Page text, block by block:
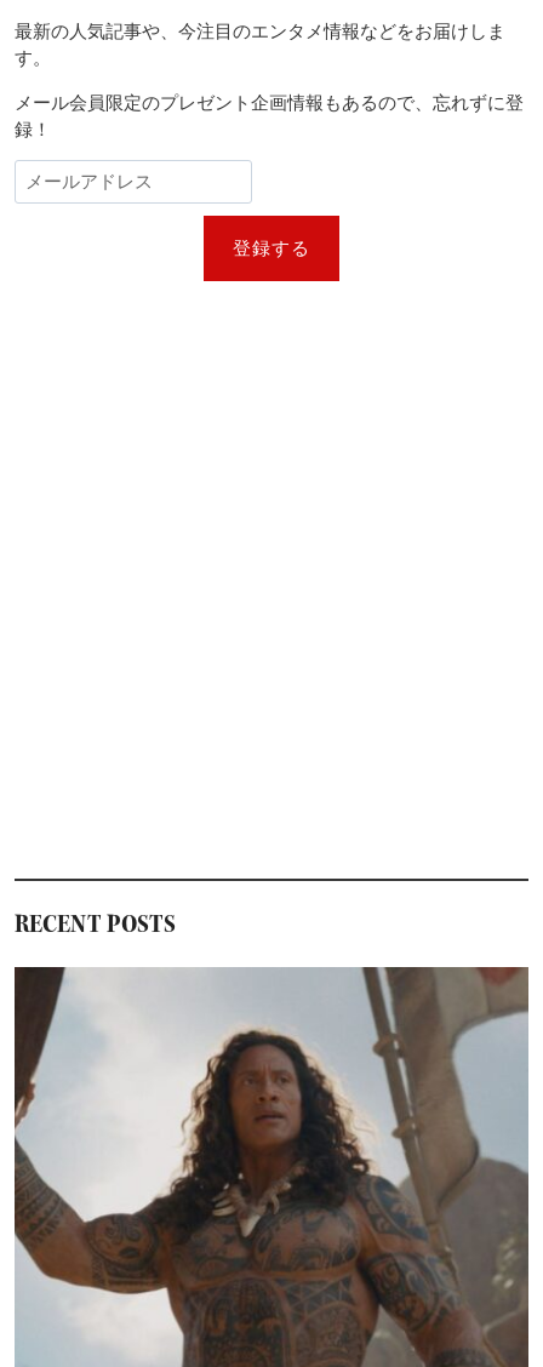
最新の人気記事や、今注目のエンタメ情報などをお届けしま
す。
メール会員限定のプレゼント企画情報もあるので、忘れずに登
録！
登録する
RECENT POSTS